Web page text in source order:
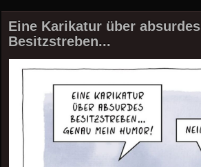
Eine Karikatur über absurdes
Besitzstreben...